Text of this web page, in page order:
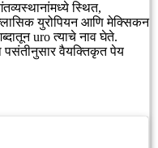
स्थित,
युरोपियन आणि मेक्सिकन
uro त्याचे नाव घेते.
पसंतीनुसार वैयक्तिकृत पेय